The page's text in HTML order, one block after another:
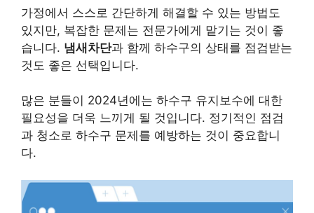
가정에서 스스로 간단하게 해결할 수 있는 방법도
있지만, 복잡한 문제는 전문가에게 맡기는 것이 좋
습니다. 냄새차단과 함께 하수구의 상태를 점검받는
것도 좋은 선택입니다.
많은 분들이 2024년에는 하수구 유지보수에 대한
필요성을 더욱 느끼게 될 것입니다. 정기적인 점검
과 청소로 하수구 문제를 예방하는 것이 중요합니
다.